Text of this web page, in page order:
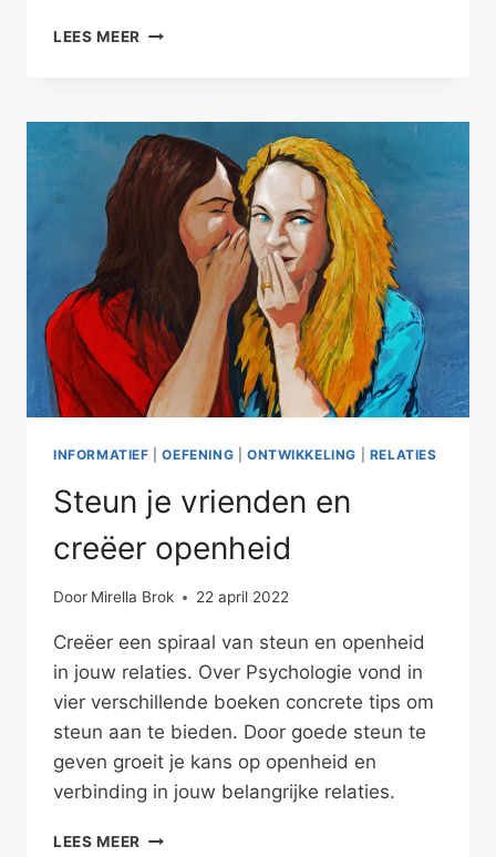
LEES MEER HELEMAAL
INFORMATIEF |OEFENING ONTWIKKELING RELATIES
Steun je vrienden en
creëer openheid
Door Mirella Brok 22 april 2022
Creëer een spiraal van steun en openheid
in jouw relaties. Over Psychologie vond in
vier verschillende boeken concrete tips om
steun aan te bieden. Door goede steun te
geven groeit je kans op openheid en
verbinding in jouw belangrijke relaties.
LEES MEER STEUN